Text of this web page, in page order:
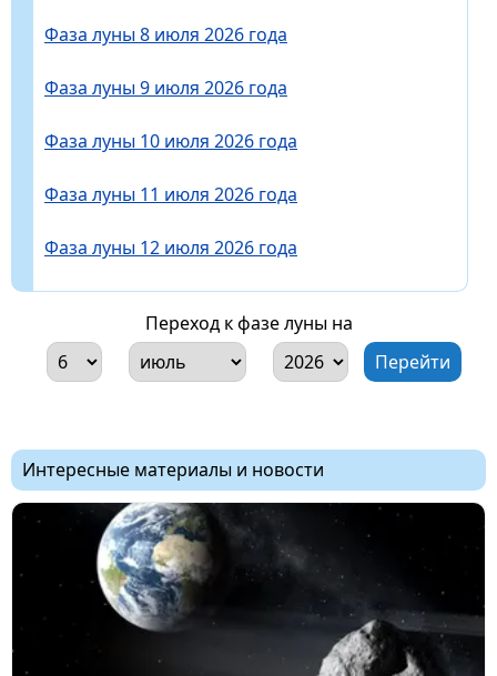
Фаза луны 8 июля 2026 года
Фаза луны 9 июля 2026 года
Фаза луны 10 июля 2026 года
Фаза луны 11 июля 2026 года
Фаза луны 12 июля 2026 года
Переход к фазе луны на
Интересные материалы и новости